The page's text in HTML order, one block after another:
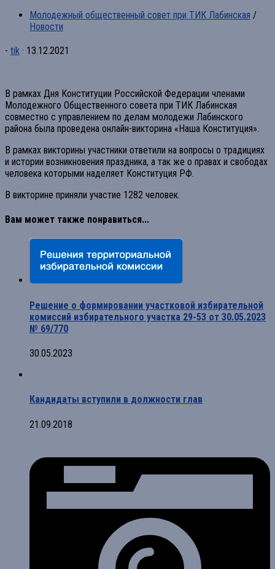
Молодежный общественный совет при ТИК Лабинская /
Новости
- tik · 13.12.2021
В рамках Дня Конституции Российской Федерации членами
Молодежного Общественного совета при ТИК Лабинская
совместно с управлением по делам молодежи Лабинского
района была проведена онлайн-викторина «Наша Конституция».
В рамках викторины участники ответили на вопросы о традициях
и истории возникновения праздника, а так же о правах и свободах
человека которыми наделяет Конституция РФ.
В викторине приняли участие 1282 человек.
Вам может также понравиться...
Решение о формировании участковой избирательной
комиссий избирательного участка 29-53 от 30.05.2023
№ 69/770
30.05.2023
Кандидаты вступили в должности глав
21.09.2018